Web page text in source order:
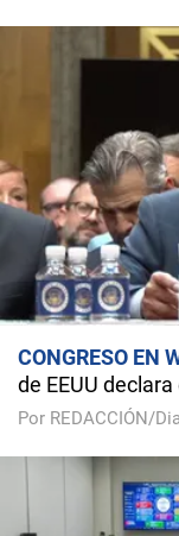
CONGRESO EN
de EEUU
Por REDACCIÓN/